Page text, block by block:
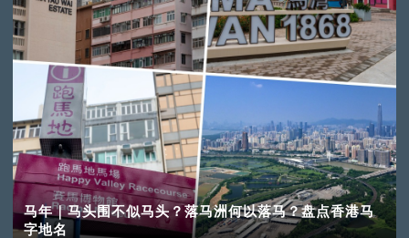
马年｜马头围不似马头？落马洲何以落马？盘点香港马
字地名